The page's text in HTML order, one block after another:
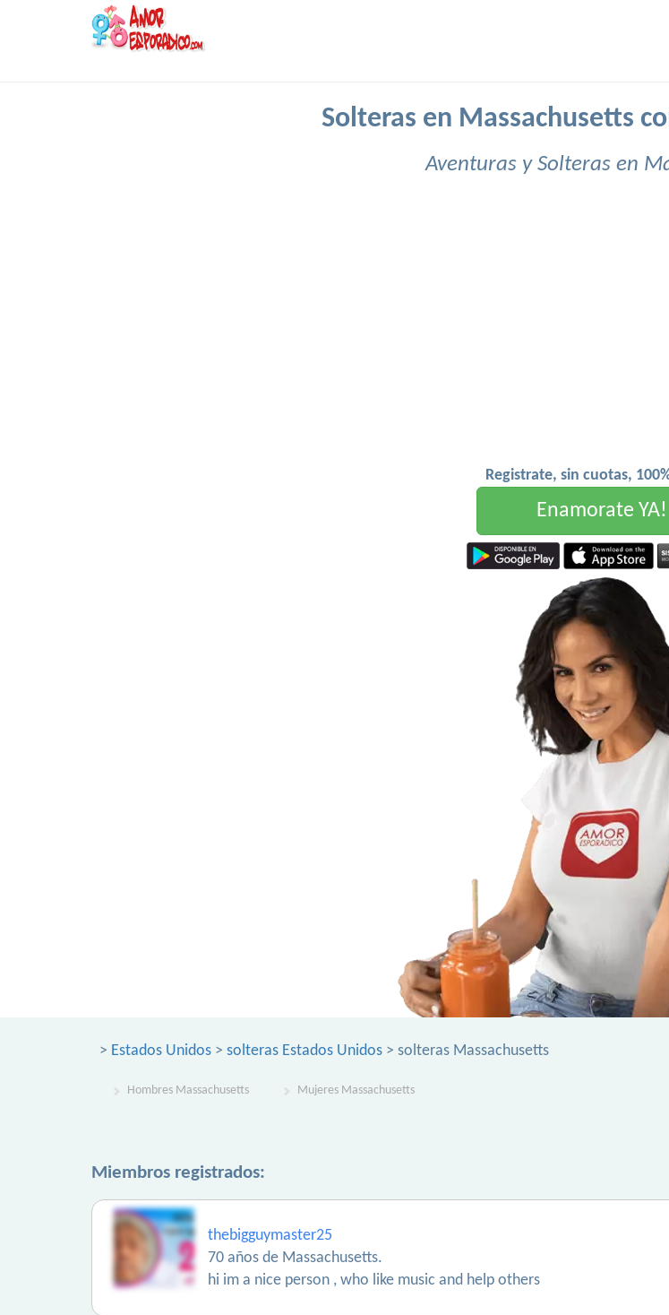
Solteras en Massachusetts
Aventuras y Solteras en
Registrate, sin cuotas,
Enamorate YA!
> Estados Unidos > solteras Estados Unidos > solteras Massachusetts
Hombres Massachusetts Mujeres Massachusetts
Miembros registrados:
thebigguymaster25
70 años de Massachusetts.
hi im a nice person , who like music and help others